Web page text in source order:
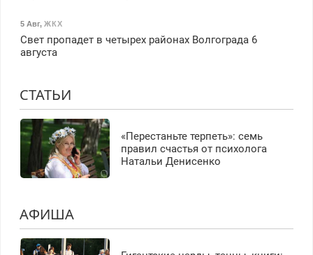
5 Авг, ЖКХ
Свет пропадет в четырех районах Волгограда 6
августа
СТАТЬИ
«Перестаньте терпеть»: семь
правил счастья от психолога
Натальи Денисенко
АФИША